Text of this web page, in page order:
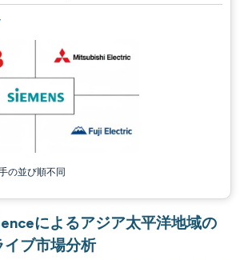
の並び順不同
。再利用にはCC BY 4.0の表示が必要です。
によるアジア太平洋地域の
ブ市場分析